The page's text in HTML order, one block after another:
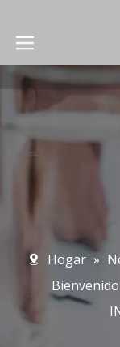
Hogar »